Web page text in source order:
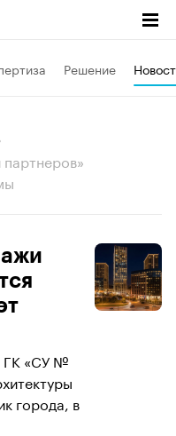
Решение
ГК «СУ №
города, в